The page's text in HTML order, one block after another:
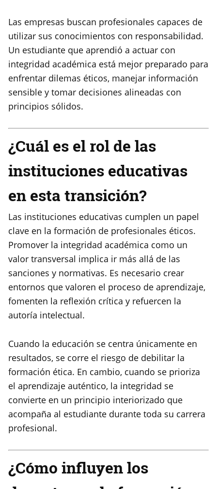
Las empresas buscan profesionales capaces de
utilizar sus conocimientos con responsabilidad.
Un estudiante que aprendió a actuar con
integridad académica está mejor preparado para
enfrentar dilemas éticos, manejar información
sensible y tomar decisiones alineadas con
principios sólidos.
¿Cuál es el rol de las
instituciones educativas
en esta transición?
Las instituciones educativas cumplen un papel
clave en la formación de profesionales éticos.
Promover la integridad académica como un
valor transversal implica ir más allá de las
sanciones y normativas. Es necesario crear
entornos que valoren el proceso de aprendizaje,
fomenten la reflexión crítica y refuercen la
autoría intelectual.
Cuando la educación se centra únicamente en
resultados, se corre el riesgo de debilitar la
formación ética. En cambio, cuando se prioriza
el aprendizaje auténtico, la integridad se
convierte en un principio interiorizado que
acompaña al estudiante durante toda su carrera
profesional.
¿Cómo influyen los